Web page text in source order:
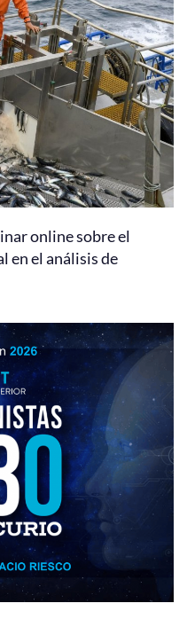
online sobre el
en el análisis de